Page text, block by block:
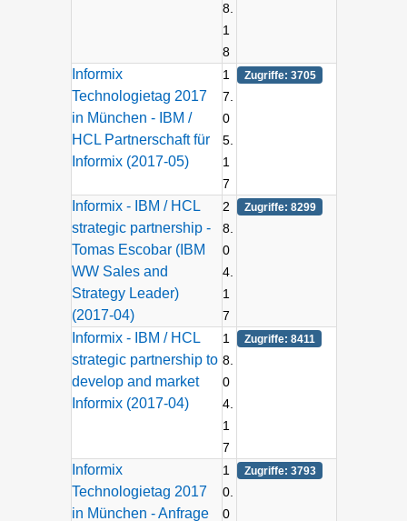
8.
1
8
Informix
Technologietag 2017
in München - IBM /
HCL Partnerschaft für
Informix (2017-05)
1
7.
0
5.
1
7
Zugriffe: 3705
Informix - IBM / HCL
strategic partnership -
Tomas Escobar (IBM
WW Sales and
Strategy Leader)
(2017-04)
2
8.
0
4.
1
7
Zugriffe: 8299
Informix - IBM / HCL
strategic partnership to
develop and market
Informix (2017-04)
1
8.
0
4.
1
7
Zugriffe: 8411
Informix
Technologietag 2017
in München - Anfrage
1
0.
0
Zugriffe: 3793